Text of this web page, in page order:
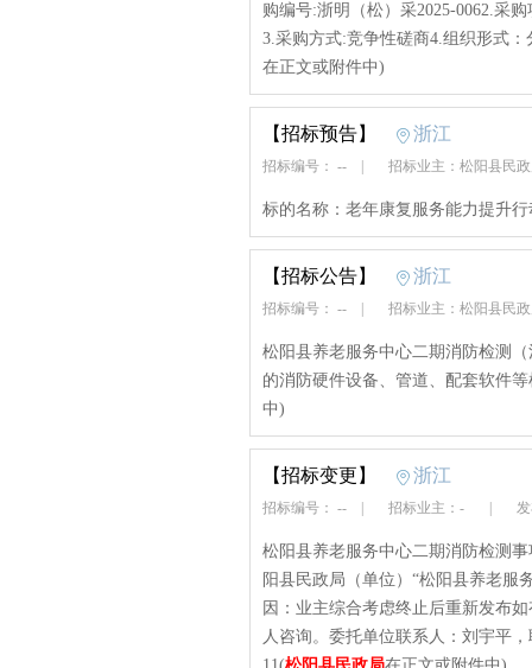
购编号:浙明（松）采2025-0062.采
3.采购方式:竞争性磋商4.组织形式
在正文或附件中)
【招标预告】 浙江
招标编号： -- 招标业主：松阳县民
标的名称：老年康复服务能力提升
【招标公告】 浙江
招标编号： -- 招标业主：松阳县民
松阳县养老服务中心二期消防检测
的消防硬件设备、管道、配套软件
中)
【招标变更】 浙江
招标编号： -- 招标业主：- 发
松阳县养老服务中心二期消防检测
阳县民政局（单位）“松阳县养老服
因：业主综合考虑终止后重新发布
人咨询。委托单位联系人：刘宇平